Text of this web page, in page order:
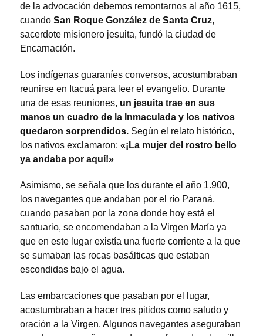
de la advocación debemos remontarnos al año 1615,
cuando San Roque González de Santa Cruz,
sacerdote misionero jesuita, fundó la ciudad de
Encarnación.
Los indígenas guaraníes conversos, acostumbraban
reunirse en Itacuá para leer el evangelio. Durante
una de esas reuniones, un jesuita trae en sus
manos un cuadro de la Inmaculada y los nativos
quedaron sorprendidos. Según el relato histórico,
los nativos exclamaron: «¡La mujer del rostro bello
ya andaba por aquí!»
Asimismo, se señala que los durante el año 1.900,
los navegantes que andaban por el río Paraná,
cuando pasaban por la zona donde hoy está el
santuario, se encomendaban a la Virgen María ya
que en este lugar existía una fuerte corriente a la que
se sumaban las rocas basálticas que estaban
escondidas bajo el agua.
Las embarcaciones que pasaban por el lugar,
acostumbraban a hacer tres pitidos como saludo y
oración a la Virgen. Algunos navegantes aseguraban